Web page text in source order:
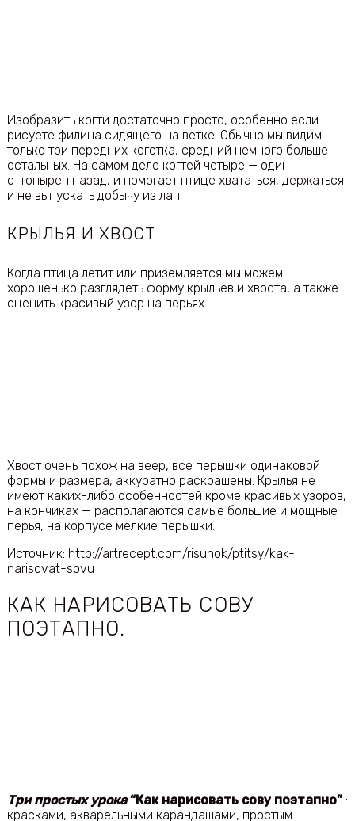
Изобразить когти достаточно просто, особенно если
рисуете филина сидящего на ветке. Обычно мы видим
только три передних коготка, средний немного больше
остальных. На самом деле когтей четыре — один
оттопырен назад, и помогает птице хвататься, держаться
и не выпускать добычу из лап.
КРЫЛЬЯ И ХВОСТ
Когда птица летит или приземляется мы можем
хорошенько разглядеть форму крыльев и хвоста, а также
оценить красивый узор на перьях.
Хвост очень похож на веер, все перышки одинаковой
формы и размера, аккуратно раскрашены. Крылья не
имеют каких-либо особенностей кроме красивых узоров,
на кончиках — располагаются самые большие и мощные
перья, на корпусе мелкие перышки.
Источник: http://artrecept.com/risunok/ptitsy/kak-
narisovat-sovu
КАК НАРИСОВАТЬ СОВУ
ПОЭТАПНО.
Три простых урока “Как нарисовать сову поэтапно”:
красками, акварельными карандашами, простым